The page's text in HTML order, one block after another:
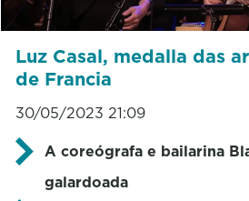
Luz Casal, medalla das
de Francia
30/05/2023 21:09
A coreógrafa e bailarina
galardoada